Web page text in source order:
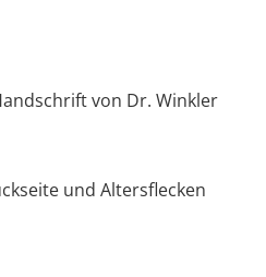
von Dr. Winkler
und Altersflecken